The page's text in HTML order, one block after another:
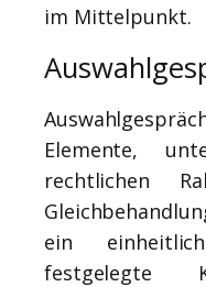
im Mittelpunkt.
Elemente,
rechtlichen
ein
festgelegte